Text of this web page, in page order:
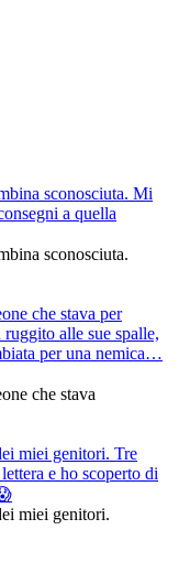
sconosciuta. Mi
a quella
sconosciuta.
che stava per
alle sue spalle,
per una nemica…
che stava
miei genitori. Tre
e ho scoperto di
miei genitori.